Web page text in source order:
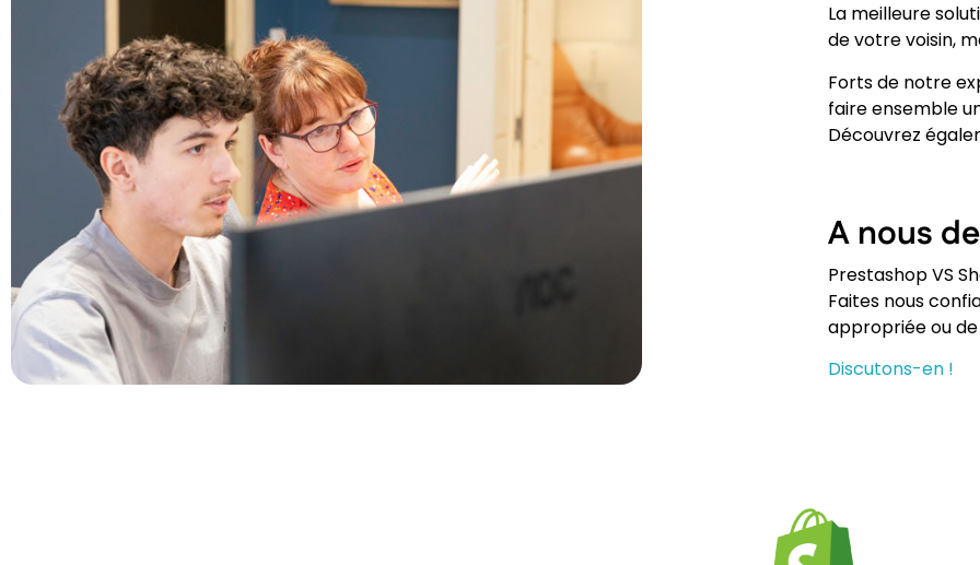
La meilleure
de votre voisin,
Forts de notre
faire ensemble
Découvrez
A nous
Prestashop VS
Faites nous
appropriée ou
Discutons-en !